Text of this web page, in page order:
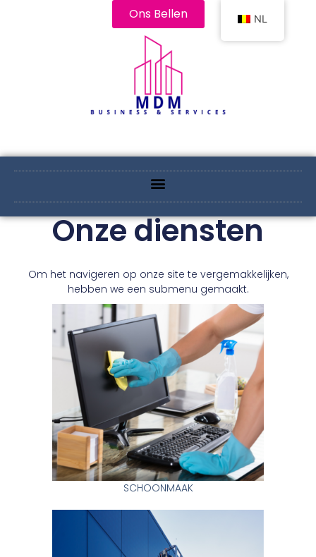
Ons Bellen
Onze diensten
Om het navigeren op onze site te vergemakkelijken,
hebben we een submenu gemaakt.
SCHOONMAAK
NL